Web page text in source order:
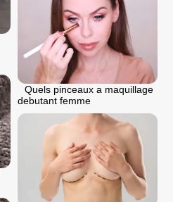
Quels pinceaux a maquillage
debutant femme